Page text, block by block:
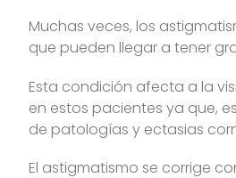
Muchas veces, los
que pueden llegar a tener
Esta condición afecta a la
en estos pacientes ya que,
de patologías y ectasias
El astigmatismo se corrige